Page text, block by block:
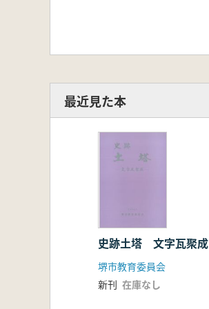
最近見た本
史跡土塔 文字瓦聚成
堺市教育委員会
新刊 在庫なし